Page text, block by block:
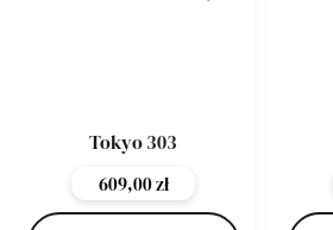
Tokyo 303
609,00zł